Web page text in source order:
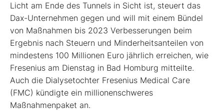
Licht am Ende des Tunnels in Sicht ist, steuert das
Dax-Unternehmen gegen und will mit einem Bündel
von Maßnahmen bis 2023 Verbesserungen beim
Ergebnis nach Steuern und Minderheitsanteilen von
mindestens 100 Millionen Euro jährlich erreichen, wie
Fresenius am Dienstag in Bad Homburg mitteilte.
Auch die Dialysetochter Fresenius Medical Care
(FMC) kündigte ein millionenschweres
Maßnahmenpaket an.